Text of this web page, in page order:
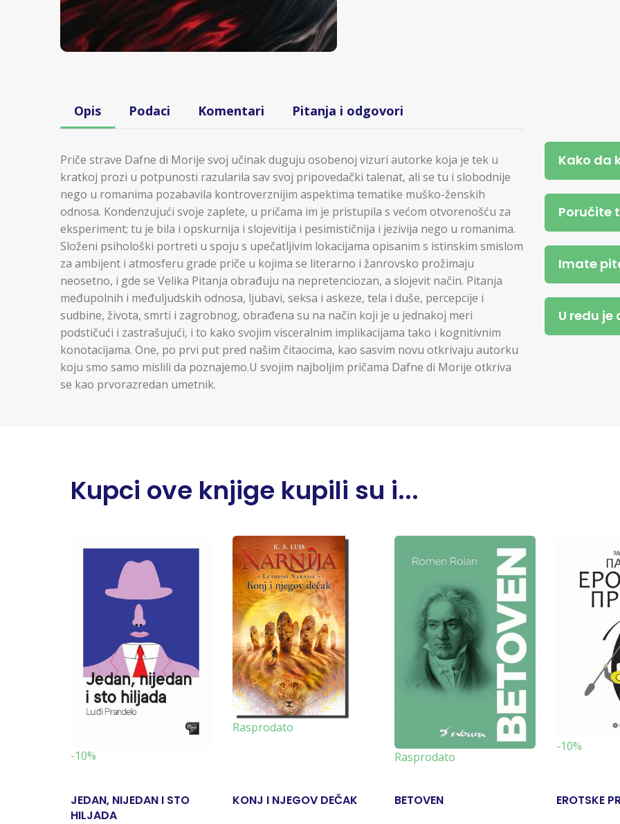
Opis Podaci Komentari Pitanja i odgovori
Priče strave Dafne di Morije svoj učinak duguju osobenoj vizuri autorke koja je tek u
kratkoj prozi u potpunosti razularila sav svoj pripovedački talenat, ali se tu i slobodnije
nego u romanima pozabavila kontroverznijim aspektima tematike muško-ženskih
odnosa. Kondenzujući svoje zaplete, u pričama im je pristupila s većom otvorenošću za
eksperiment; tu je bila i opskurnija i slojevitija i pesimističnija i jezivija nego u romanima.
Složeni psihološki portreti u spoju s upečatljivim lokacijama opisanim s istinskim smislom
za ambijent i atmosferu grade priče u kojima se literarno i žanrovsko prožimaju
neosetno, i gde se Velika Pitanja obrađuju na nepretenciozan, a slojevit način. Pitanja
međupolnih i međuljudskih odnosa, ljubavi, seksa i askeze, tela i duše, percepcije i
sudbine, života, smrti i zagrobnog, obrađena su na način koji je u jednakoj meri
podstičući i zastrašujući, i to kako svojim visceralnim implikacijama tako i kognitivnim
konotacijama. One, po prvi put pred našim čitaocima, kao sasvim novu otkrivaju autorku
koju smo samo mislili da poznajemo.U svojim najboljim pričama Dafne di Morije otkriva
se kao prvorazredan umetnik.
Kako da
Poručite
Imate
U redu
Kupci ove knjige kupili su i...
-10%
JEDAN, NIJEDAN I STO
HILJADA
Rasprodato
KONJ I NJEGOV DEČAK
Rasprodato
BETOVEN
-10%
EROTSKE